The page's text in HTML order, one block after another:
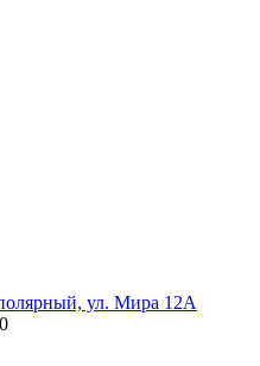
ул. Мира 12А